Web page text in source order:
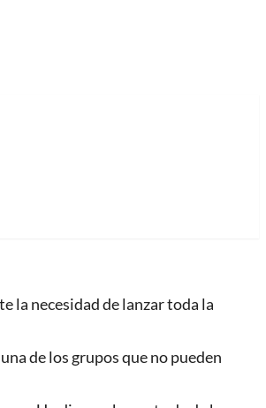
la necesidad de lanzar toda la
de los grupos que no pueden